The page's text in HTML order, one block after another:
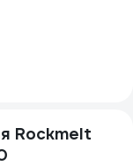
Rockmelt